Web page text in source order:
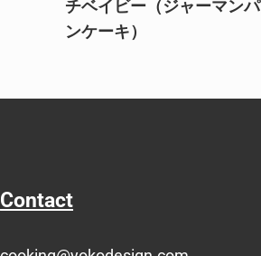
チベイビー（ジャーマンパ
ンケーキ）
Contact